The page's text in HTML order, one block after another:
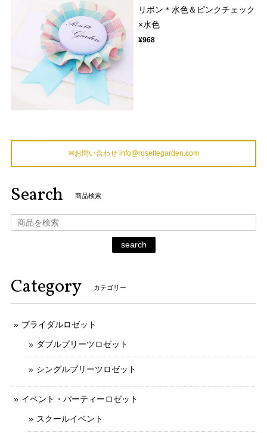
リボン＊水色＆ピンクチェック
×水色
¥968
✉お問い合わせ info@rosettegarden.com
Search 商品検索
search
Category カテゴリー
ブライダルロゼット
ダブルプリーツロゼット
シングルプリーツロゼット
イベント・パーティーロゼット
スクールイベント